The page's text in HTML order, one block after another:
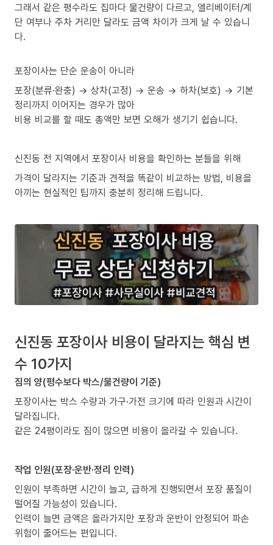
그래서 같은 평수라도 집마다 물건량이 다르고, 엘리베이터/계
단 여부나 주차 거리만 달라도 금액 차이가 크게 날 수 있습니
다.
포장이사는 단순 운송이 아니라
포장(분류·완충) → 상차(고정) → 운송 → 하차(보호) → 기본
정리까지 이어지는 경우가 많아
비용 비교를 할 때도 총액만 보면 오해가 생기기 쉽습니다.
신진동 전 지역에서 포장이사 비용을 확인하는 분들을 위해
가격이 달라지는 기준과 견적을 똑같이 비교하는 방법, 비용을
아끼는 현실적인 팁까지 충분히 정리해 드립니다.
신진동 포장이사 비용이 달라지는 핵심 변
수 10가지
짐의 양(평수보다 박스/물건량이 기준)
포장이사는 박스 수량과 가구·가전 크기에 따라 인원과 시간이
달라집니다.
같은 24평이라도 짐이 많으면 비용이 올라갈 수 있습니다.
작업 인원(포장·운반·정리 인력)
인원이 부족하면 시간이 늘고, 급하게 진행되면서 포장 품질이
떨어질 가능성이 있습니다.
인력이 늘면 금액은 올라가지만 포장과 운반이 안정되어 파손
위험이 줄어드는 편입니다.